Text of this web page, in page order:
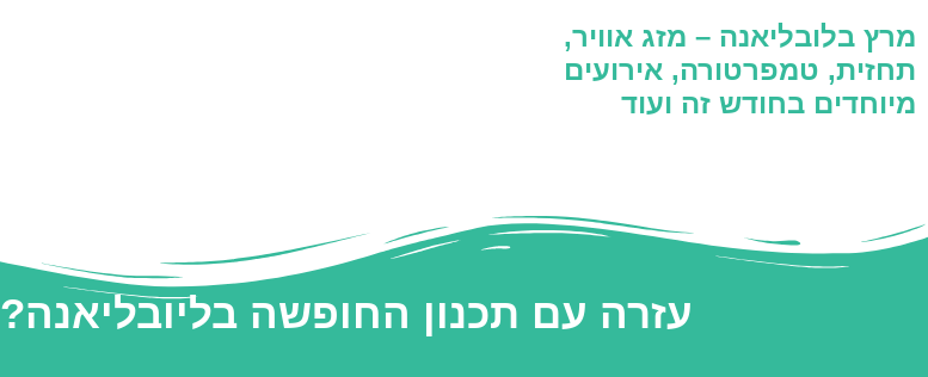
מרץ בלובליאנה – מזג אוויר,
תחזית, טמפרטורה, אירועים
מיוחדים בחודש זה ועוד
עזרה עם תכנון החופשה בליובליאנה?